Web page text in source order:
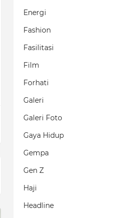
Energi
Fashion
Fasilitasi
Film
Forhati
Galeri
Galeri Foto
Gaya Hidup
Gempa
Gen Z
Haji
Headline